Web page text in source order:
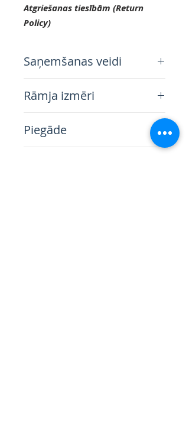
Atgriešanas tiesībām (Return
Policy)
Saņemšanas veidi
nozīmīgie velosipēda elementi
ir jau uzstādīti un braucējam
atliek tikai uzlikt detaļas, kuru
uzstādīšanai nav nepieciešamas
īpašas zināšanas. Ar vieglo
Rāmja izmēri
(S) 43 cm - Braucējiem no 157
cm līdz 168 cm
(L) 48 cm - Braucējiem no 169
Piegāde